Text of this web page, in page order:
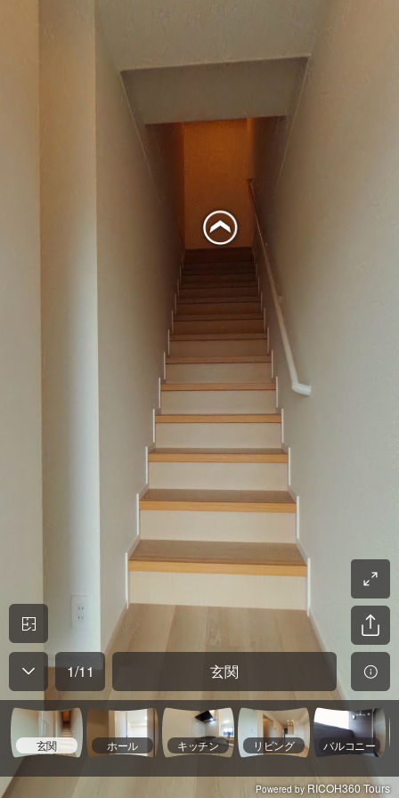
1/11 玄関
玄関 ホール キッチン リビング バルコニー
Powered byRICOH360 Tours